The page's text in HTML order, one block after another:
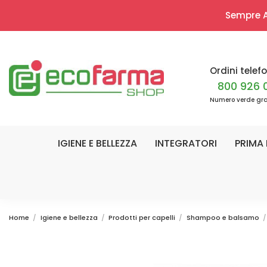
Sempre
Ordini
800 926
Numero verde
IGIENE E BELLEZZA INTEGRATORI PRIMA
Home Igiene e bellezza Prodotti per capelli Shampoo e balsamo